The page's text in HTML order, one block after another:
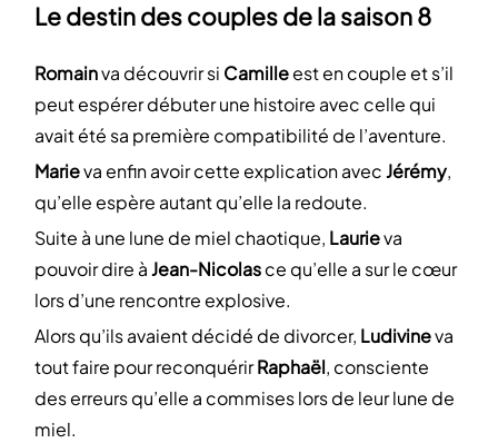
Le destin des couples de la saison 8
Romainva découvrir si Camilleest en couple et s’il
peut espérer débuter une histoire avec celle qui
avait été sa première compatibilité de l’aventure.
Marieva enfin avoir cette explication avecJérémy,
qu’elle espère autant qu’elle la redoute.
Suite à une lune de miel chaotique, Laurieva
pouvoir dire àJean-Nicolasce qu’elle a sur le cœur
lors d’une rencontre explosive.
Alors qu’ils avaient décidé de divorcer, Ludivineva
tout faire pour reconquérirRaphaël, consciente
des erreurs qu’elle a commises lors de leur lune de
miel.